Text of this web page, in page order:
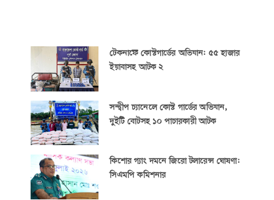
টেকনাফে কোস্টগার্ডের অভিযান: ৫৫ হাজার
ইয়াবাসহ আটক ২
সন্দ্বীপ চ্যানেলে কোস্ট গার্ডের অভিযান,
দুইটি বোটসহ ১০ পাচারকারী আটক
কিশোর গ্যাং দমনে জিরো টলারেন্স ঘোষণা:
সিএমপি কমিশনার